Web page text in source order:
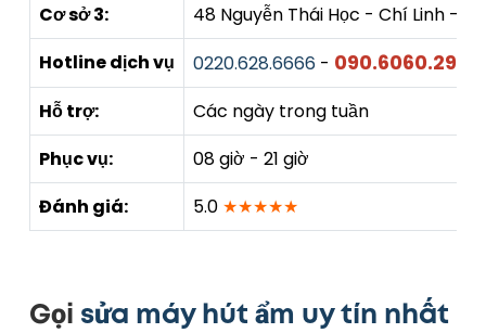
Cơ sở 3:
48 Nguyễn Thái Học - Chí Linh -
Hotline dịch vụ
0220.628.6666 - 090.6060.290
Hỗ trợ:
Các ngày trong tuần
Phục vụ:
08 giờ - 21 giờ
Đánh giá:
5.0 ★★★★★
Gọi sửa máy hút ẩm uy tín nhất